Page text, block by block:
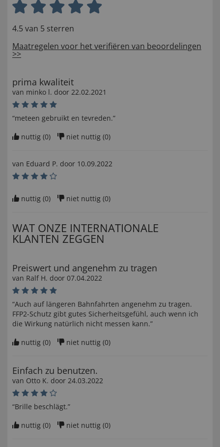
4.5 van 5 sterren
Maatregelen voor het verifiëren van beoordelingen
>>
prima kwaliteit
van minko l. door 22.02.2021
“meteen gebruikt en tevreden.”
nuttig (0) niet nuttig (0)
van Eduard P. door 10.09.2022
nuttig (0) niet nuttig (0)
WAT ONZE INTERNATIONALE
KLANTEN ZEGGEN
Preiswert und angenehm zu tragen
van Ralf H. door 07.04.2022
“Auch auf längeren Bahnfahrten angenehm zu tragen.
FFP2-Schutz gibt gutes Sicherheitsgefühl, auch wenn ich
die Wirkung natürlich nicht messen kann.”
nuttig (0) niet nuttig (0)
Einfach zu benutzen.
van Otto K. door 24.03.2022
“Brille beschlägt.”
nuttig (0) niet nuttig (0)